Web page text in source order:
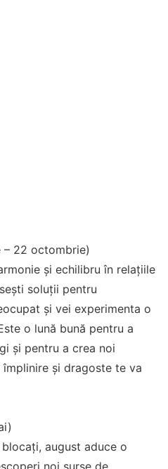
– 22 octombrie)
și echilibru în relațiile
soluții pentru
și vei experimenta o
o lună bună pentru a
și pentru a crea noi
și dragoste te va
august aduce o
noi surse de